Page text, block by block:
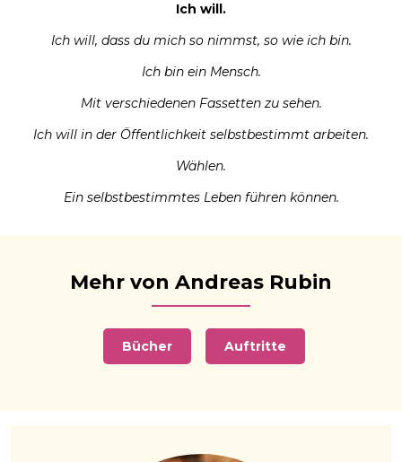
Ich will.
Ich will, dass du mich so nimmst, so wie ich bin.
Ich bin ein Mensch.
Mit verschiedenen Fassetten zu sehen.
Ich will in der Öffentlichkeit selbstbestimmt arbeiten.
Wählen.
Ein selbstbestimmtes Leben führen können.
Mehr von Andreas Rubin
Bücher Auftritte